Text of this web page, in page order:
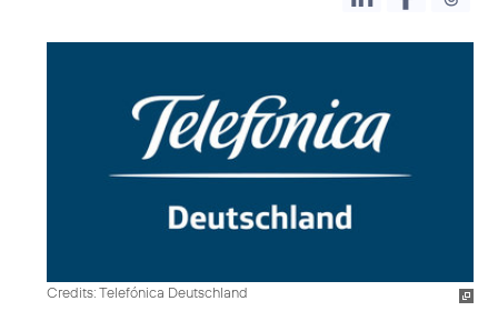
Credits: Telefónica Deutschland